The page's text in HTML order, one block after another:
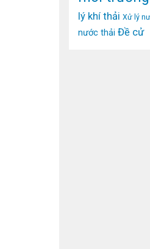
lý khí thải Xử lý
nước thải Đề cử